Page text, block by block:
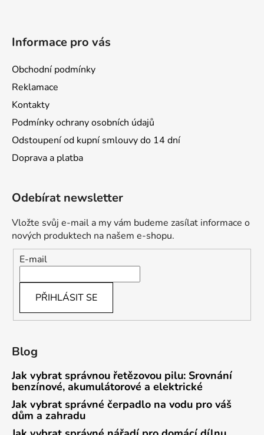
Informace pro vás
Obchodní podmínky
Reklamace
Kontakty
Podmínky ochrany osobních údajů
Odstoupení od kupní smlouvy do 14 dní
Doprava a platba
Odebírat newsletter
Vložte svůj e-mail a my vám budeme zasílat informace o
nových produktech na našem e-shopu.
E-mail
PŘIHLÁSIT SE
Blog
Jak vybrat správnou řetězovou pilu: Srovnání
benzínové, akumulátorové a elektrické
Jak vybrat správné čerpadlo na vodu pro váš
dům a zahradu